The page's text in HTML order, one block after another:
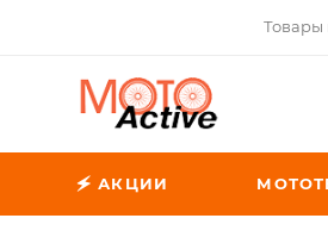
Товары
🗲 АКЦИИ